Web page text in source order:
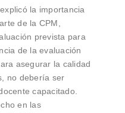
la importancia
de la CPM,
prevista para
de la evaluación
asegurar la calidad
no debería ser
capacitado.
en las